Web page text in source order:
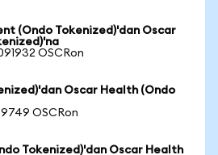
(Ondo Tokenized)'dan Oscar
OSCRon
Oscar Health (Ondo
OSCRon
Tokenized)'dan Oscar Health